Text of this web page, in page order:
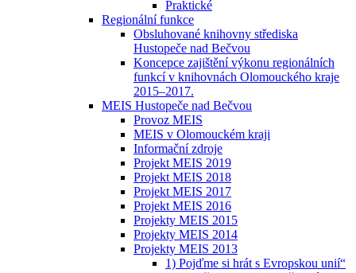
Praktické
Regionální funkce
Obsluhované knihovny střediska
Hustopeče nad Bečvou
Koncepce zajištění výkonu regionálních
funkcí v knihovnách Olomouckého kraje
2015–2017.
MEIS Hustopeče nad Bečvou
Provoz MEIS
MEIS v Olomouckém kraji
Informační zdroje
Projekt MEIS 2019
Projekt MEIS 2018
Projekt MEIS 2017
Projekt MEIS 2016
Projekty MEIS 2015
Projekty MEIS 2014
Projekty MEIS 2013
1) Pojďme si hrát s Evropskou unií“